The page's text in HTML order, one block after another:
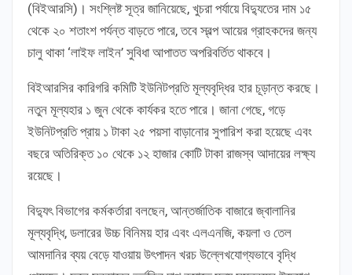
(বিইআরসি)। সংশ্লিষ্ট সূত্র জানিয়েছে, খুচরা পর্যায়ে বিদ্যুতের দাম ১৫
থেকে ২০ শতাংশ পর্যন্ত বাড়তে পারে, তবে স্বল্প আয়ের গ্রাহকদের জন্য
চালু থাকা ‘লাইফ লাইন’ সুবিধা আপাতত অপরিবর্তিত থাকবে।
বিইআরসির কারিগরি কমিটি ইউনিটপ্রতি মূল্যবৃদ্ধির হার চূড়ান্ত করছে।
নতুন মূল্যহার ১ জুন থেকে কার্যকর হতে পারে। জানা গেছে, গড়ে
ইউনিটপ্রতি প্রায় ১ টাকা ২৫ পয়সা বাড়ানোর সুপারিশ করা হয়েছে এবং
বছরে অতিরিক্ত ১০ থেকে ১২ হাজার কোটি টাকা রাজস্ব আদায়ের লক্ষ্য
রয়েছে।
বিদ্যুৎ বিভাগের কর্মকর্তারা বলছেন, আন্তর্জাতিক বাজারে জ্বালানির
মূল্যবৃদ্ধি, ডলারের উচ্চ বিনিময় হার এবং এলএনজি, কয়লা ও তেল
আমদানির ব্যয় বেড়ে যাওয়ায় উৎপাদন খরচ উল্লেখযোগ্যভাবে বৃদ্ধি